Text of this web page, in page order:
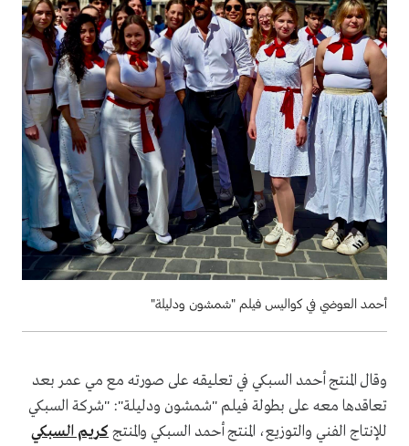
أحمد العوضي في كواليس فيلم "شمشون ودليلة"
وقال المنتج أحمد السبكي في تعليقه على صورته مع مي عمر بعد
تعاقدها معه على بطولة فيلم "شمشون ودليلة": "شركة السبكي
للإنتاج الفني والتوزيع، المنتج أحمد السبكي والمنتج كريم السبكي